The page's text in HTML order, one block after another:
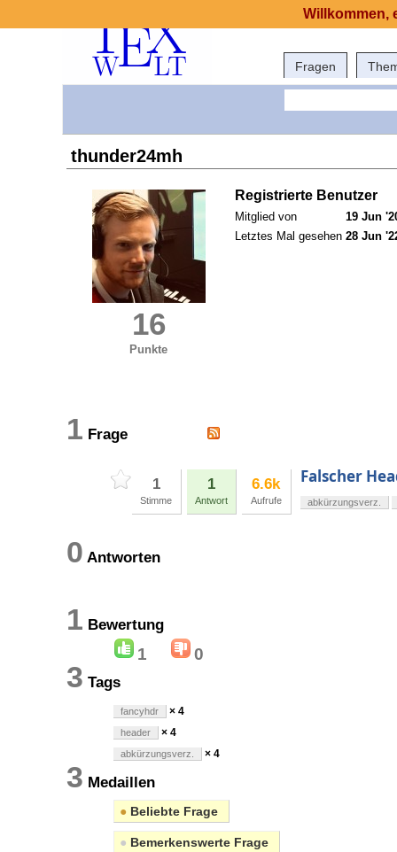
Fragen
thunder24mh
16
Punkte
Registrierte Benutzer
Mitglied von
19 Jun
Letztes Mal gesehen 28 Jun
1 Frage
1
Stimme
1
Antwort
6.6k
Aufrufe
Falscher
abkürzungsverz.
0 Antworten
1 Bewertung
1 0
3 Tags
fancyhdr × 4
header × 4
abkürzungsverz. × 4
3 Medaillen
● Beliebte Frage
● Bemerkenswerte Frage
Willkommen,